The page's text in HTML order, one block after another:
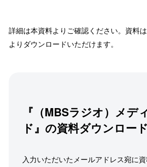
詳細は本資料よりご確認ください。資料
よりダウンロードいただけます。
『（MBSラジオ）メデ
ド』の資料ダウンロー
入力いただいたメールアドレス宛に